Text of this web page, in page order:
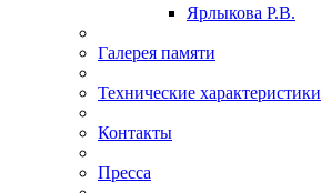
Ярлыкова Р.В.
Галерея памяти
Технические характеристики
Контакты
Пресса